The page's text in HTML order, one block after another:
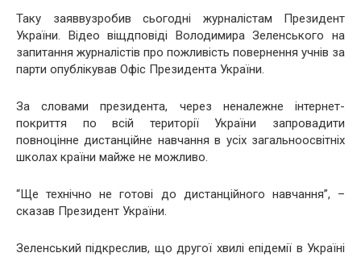
Таку заяввузробив сьогодні журналістам Президент
України. Відео віщдповіді Володимира Зеленського на
запитання журналістів про пожливість повернення учнів за
парти опублікував Офіс Президента України.
За словами президента, через неналежне інтернет-
покриття по всій території України запровадити
повноцінне дистанційне навчання в усіх загальноосвітніх
школах країни майже не можливо.
“Ще технічно не готові до дистанційного навчання”, –
сказав Президент України.
Зеленський підкреслив, що другої хвилі епідемії в Україні